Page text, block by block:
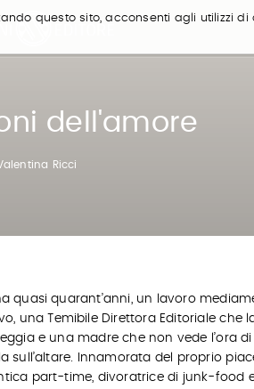
questo sito, acconsenti agli utilizzi
dell'amore
Ricci
quasi quarant’anni, un lavoro
una Temibile Direttora Editoriale che
e una madre che non vede l’ora di
sull’altare. Innamorata del proprio
part-time, divoratrice di junk-food